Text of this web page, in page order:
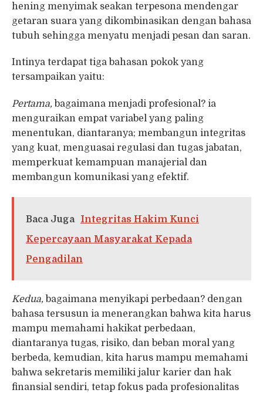
hening menyimak seakan terpesona mendengar
getaran suara yang dikombinasikan dengan bahasa
tubuh sehingga menyatu menjadi pesan dan saran.
Intinya terdapat tiga bahasan pokok yang
tersampaikan yaitu:
Pertama, bagaimana menjadi profesional? ia
menguraikan empat variabel yang paling
menentukan, diantaranya; membangun integritas
yang kuat, menguasai regulasi dan tugas jabatan,
memperkuat kemampuan manajerial dan
membangun komunikasi yang efektif.
Baca Juga
Integritas Hakim Kunci
Kepercayaan Masyarakat Kepada
Pengadilan
Kedua, bagaimana menyikapi perbedaan? dengan
bahasa tersusun ia menerangkan bahwa kita harus
mampu memahami hakikat perbedaan,
diantaranya tugas, risiko, dan beban moral yang
berbeda, kemudian, kita harus mampu memahami
bahwa sekretaris memiliki jalur karier dan hak
finansial sendiri, tetap fokus pada profesionalitas